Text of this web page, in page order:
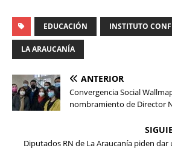
EDUCACIÓN INSTITUTO
LA ARAUCANÍA
ANTERIOR
Convergencia Social
nombramiento de Director
Diputados RN de La Araucanía piden dar